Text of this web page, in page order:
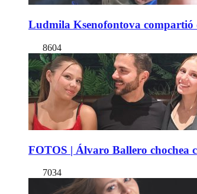
Ludmila Ksenofontova compartió
8604
FOTOS | Álvaro Ballero chochea
7034